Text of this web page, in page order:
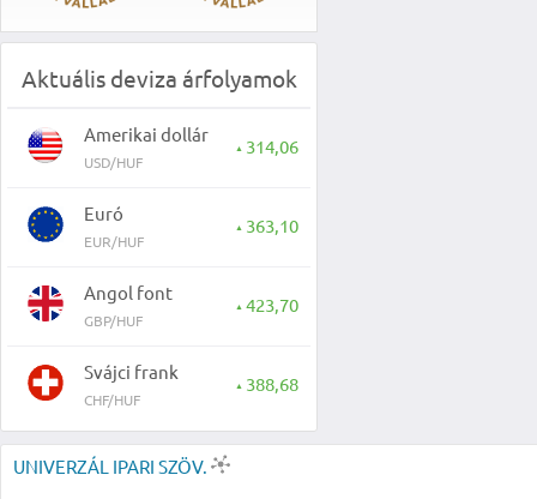
Aktuális deviza árfolyamok
Amerikai dollár
USD/HUF
▲ 314,06
Euró
EUR/HUF
▲ 363,10
Angol font
GBP/HUF
▲ 423,70
Svájci frank
CHF/HUF
▲ 388,68
UNIVERZÁL IPARI SZÖV.